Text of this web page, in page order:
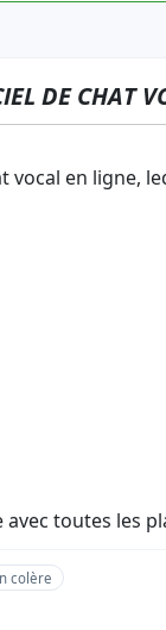
DE CHAT
en ligne,
toutes les
colère